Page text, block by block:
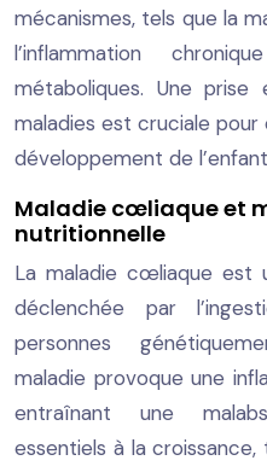
mécanismes, tels que la
l’inflammation
métaboliques. Une
maladies est cruciale
développement de
Maladie cœliaque et
nutritionnelle
La maladie cœliaque est
déclenchée par
personnes
maladie provoque une
entraînant une
essentiels à la